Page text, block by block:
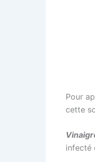
Pour
cette
infecté